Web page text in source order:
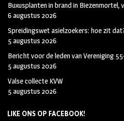
Buxusplanten in brand in Biezenmortel,
6 augustus 2026
Spreidingswet asielzoekers: hoe zit
5 augustus 2026
Bericht voor de leden van Vereniging
5 augustus 2026
Valse collecte KVW
5 augustus 2026
LIKE ONS OP FACEBOOK!